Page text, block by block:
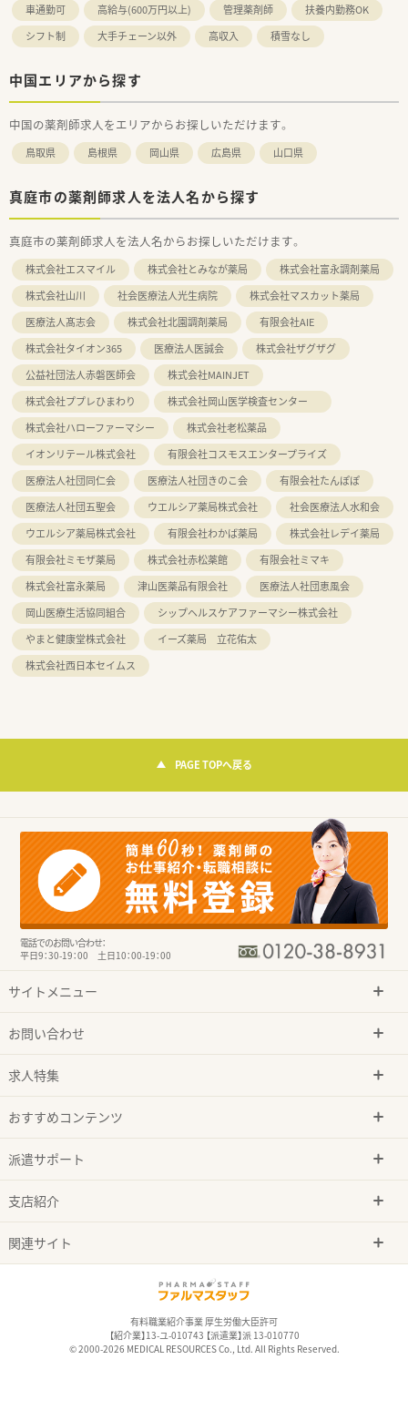
車通勤可
高給与(600万円以上) 管理薬剤師
扶養内勤務OK
シフト制
大手チェーン以外 高収入 積雪なし
中国エリアから探す
中国の薬剤師求人をエリアからお探しいただけます。
鳥取県 島根県 岡山県 広島県 山口県
真庭市の薬剤師求人を法人名から探す
真庭市の薬剤師求人を法人名からお探しいただけます。
株式会社エスマイル 株式会社とみなが薬局
株式会社富永調剤薬局
株式会社山川
社会医療法人光生病院
株式会社マスカット薬局
医療法人髙志会
株式会社北園調剤薬局
有限会社AIE
株式会社タイオン365
医療法人医誠会
株式会社ザグザグ
公益社団法人赤磐医師会
株式会社MAINJET
株式会社ププレひまわり
株式会社岡山医学検査センター
株式会社ハローファーマシー
株式会社老松薬品
イオンリテール株式会社
有限会社コスモスエンタープライズ
医療法人社団同仁会
医療法人社団きのこ会
有限会社たんぽぽ
医療法人社団五聖会
ウエルシア薬局株式会社
社会医療法人水和会
ウエルシア薬局株式会社
有限会社わかば薬局
株式会社レデイ薬局
有限会社ミモザ薬局
株式会社赤松薬館
有限会社ミマキ
株式会社富永薬局
津山医薬品有限会社
医療法人社団恵風会
岡山医療生活協同組合
シップヘルスケアファーマシー株式会社
やまと健康堂株式会社
イーズ薬局 立花佑太
株式会社西日本セイムス
PAGE TOPへ戻る
電話でのお問い合わせ：
平日9：30-19：00 土日10：00-19：00
サイトメニュー
お問い合わせ
求人特集
おすすめコンテンツ
派遣サポート
支店紹介
関連サイト
有料職業紹介事業 厚生労働大臣許可
【紹介業】13-ユ-010743 【派遣業】派 13-010770
© 2000-2026 MEDICAL RESOURCES Co., Ltd. All Rights Reserved.